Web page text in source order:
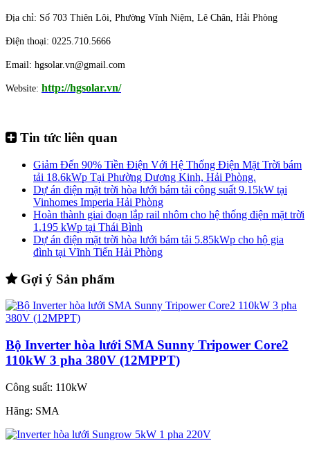
Địa chỉ: Số 703 Thiên Lôi, Phường Vĩnh Niệm, Lê Chân, Hải Phòng
Điện thoại: 0225.710.5666
Email: hgsolar.vn@gmail.com
Website: http://hgsolar.vn/
Tin tức liên quan
Giảm Đến 90% Tiền Điện Với Hệ Thống Điện Mặt Trời bám
tải 18.6kWp Tại Phường Dương Kinh, Hải Phòng.
Dự án điện mặt trời hòa lưới bám tải công suất 9.15kW tại
Vinhomes Imperia Hải Phòng
Hoàn thành giai đoạn lắp rail nhôm cho hệ thống điện mặt trời
1.195 kWp tại Thái Bình
Dự án điện mặt trời hòa lưới bám tải 5.85kWp cho hộ gia
đình tại Vĩnh Tiến Hải Phòng
Gợi ý Sản phẩm
Bộ Inverter hòa lưới SMA Sunny Tripower Core2
110kW 3 pha 380V (12MPPT)
Công suất: 110kW
Hãng: SMA